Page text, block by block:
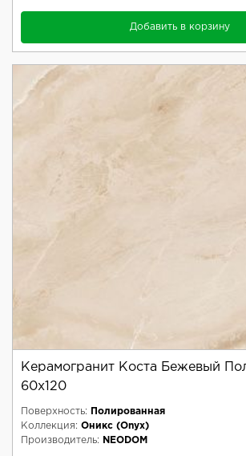
Добавить в корзину
Керамогранит Коста Бежевый
60x120
Поверхность:
Полированная
Коллекция: Оникс (Onyx)
Производитель:
NEODOM